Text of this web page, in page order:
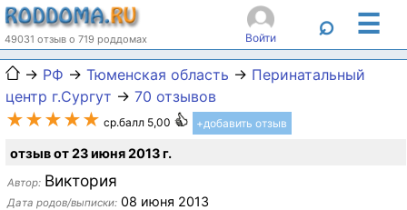
49031 отзыв о 719 роддомах Войти ⌕ ☰
→ РФ → Тюменская область → Перинатальный
центр г.Сургут → 70 отзывов
★★★★★ ср.балл 5,00 +добавить отзыв
отзыв от 23 июня 2013 г.
Автор: Виктория
Дата родов/выписки: 08 июня 2013